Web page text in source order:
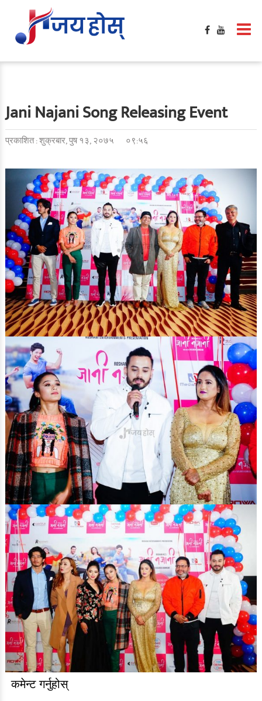
गृहपृष्ठ
मनोरञ्जन
फिल्मी खबर
टिभी / सिरिज / ओटीटी
सङ्गीत खबर
साहित्य खबर
गसिप
समिक्षा
फेशन / सौन्दर्य
रङ्गमञ्च
अन्तर्वार्ता
ग्यालरी
इभेन्ट ग्यालरी
सेलिब्रेटी ग्यालरी
देश/विदेश
देश खबर
ग्लोबल खबर
Jani Najani Song Releasing Event
प्रकाशित : शुक्रबार, पुष १३, २०७५ ०९:५६
कमेन्ट गर्नुहोस्